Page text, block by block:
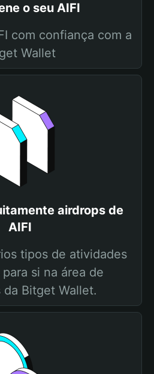
o seu AIFI
com confiança com a
Wallet
airdrops de
AIFI
tipos de atividades
si na área de
da Bitget Wallet.